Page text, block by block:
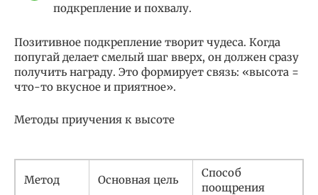
подкрепление и похвалу.
Позитивное подкрепление творит чудеса. Когда
попугай делает смелый шаг вверх, он должен сразу
получить награду. Это формирует связь: «высота =
что-то вкусное и приятное».
Методы приучения к высоте
Метод Основная цель
Способ
поощрения